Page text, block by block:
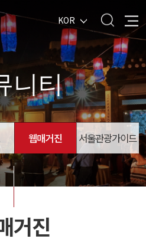
KOR
니티
웹매거진 서울관광가이드
거진